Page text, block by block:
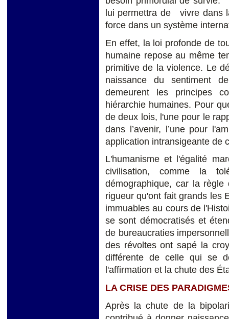
lui permettra de vivre dans
force dans un système
En effet, la loi profonde de
humaine repose au même
primitive de la violence. Le
naissance du sentiment
demeurent les principes
hiérarchie humaines. Pour
de deux lois, l'une pour le
dans l’avenir, l’une pour
application intransigeante de
L'humanisme et l'égalité
civilisation, comme la
démographique, car la
rigueur qu'ont fait grands les
immuables au cours de
se sont démocratisés et
de bureaucraties
des révoltes ont sapé la
différente de celle qui se
l'affirmation et la chute des
LA CRISE DES
Après la chute de la